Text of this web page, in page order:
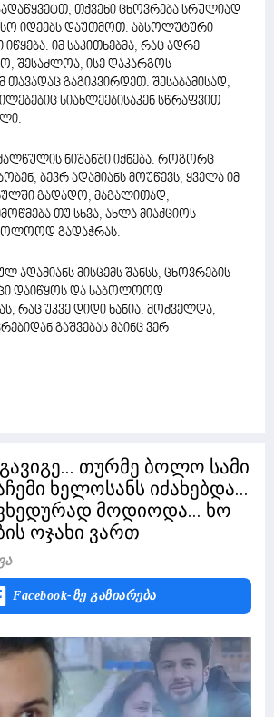
თქვენი ცხოვრება სრულიად
იდეებს დაუთმოთ. აბსოლუტური
იმ საკითხებმა, რაც ადრე
შესაძლოა, ისე დაკარგოს
გაგიკვირდეთ. შესაბამისად,
სიახლეებისაკენ სწრაფვით
ნიშანში იქნება. როგორც
ბევრ ადამიანს მოუწევს, ყველა იმ
გადადო, მაგალითად,
თუ სხვა, ახლა მიაქციოს
გადაჭრას.
ადამიანს მისცემს შანსს, ცხოვრების
დაიწყოს და საბოლოოდ
რაც უკვე დიდი ხანია, მოძველდა,
გაშვებას მაინც ვერ
გავიგე... თურმე ბოლო სამი
ხელოსანს იძახებდა...
მოდიოდა... ხო
ოჯახი ვართ
Facebook-Ზე Გაზიარება